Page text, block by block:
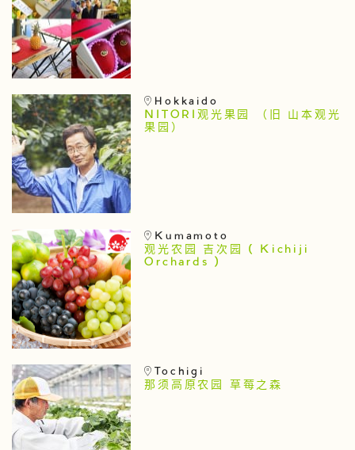
Hokkaido
NITORI观光果园 （旧 山本观光
果园）
Kumamoto
观光农园 吉次园 ( Kichiji
Orchards )
Tochigi
那须高原农园 草莓之森